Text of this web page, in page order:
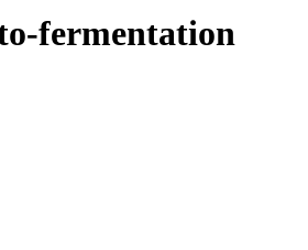
fermentation